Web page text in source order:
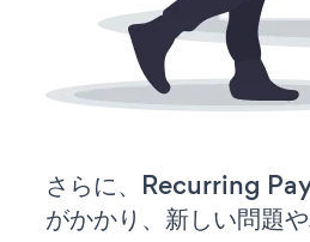
さらに、Recurring
がかかり、新しい問題